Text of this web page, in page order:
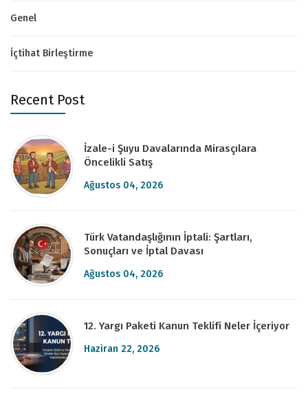
Genel
İçtihat Birleştirme
Recent Post
İzale-i Şuyu Davalarında Mirasçılara
Öncelikli Satış
Ağustos 04, 2026
Türk Vatandaşlığının İptali: Şartları,
Sonuçları ve İptal Davası
Ağustos 04, 2026
12. Yargı Paketi Kanun Teklifi Neler İçeriyor
Haziran 22, 2026